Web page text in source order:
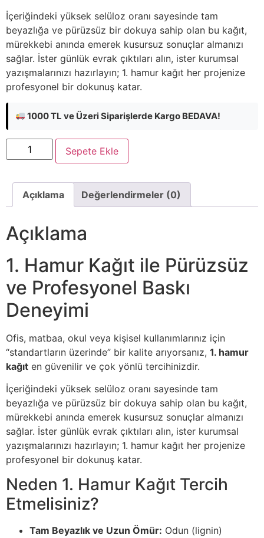
İçeriğindeki yüksek selüloz oranı sayesinde tam
beyazlığa ve pürüzsüz bir dokuya sahip olan bu kağıt,
mürekkebi anında emerek kusursuz sonuçlar almanızı
sağlar. İster günlük evrak çıktıları alın, ister kurumsal
yazışmalarınızı hazırlayın; 1. hamur kağıt her projenize
profesyonel bir dokunuş katar.
1000 TL ve Üzeri Siparişlerde Kargo BEDAVA!
Sepete Ekle
Açıklama Değerlendirmeler (0)
Açıklama
1. Hamur Kağıt ile Pürüzsüz
ve Profesyonel Baskı
Deneyimi
Ofis, matbaa, okul veya kişisel kullanımlarınız için
“standartların üzerinde” bir kalite arıyorsanız, 1. hamur
kağıt en güvenilir ve çok yönlü tercihinizdir.
İçeriğindeki yüksek selüloz oranı sayesinde tam
beyazlığa ve pürüzsüz bir dokuya sahip olan bu kağıt,
mürekkebi anında emerek kusursuz sonuçlar almanızı
sağlar. İster günlük evrak çıktıları alın, ister kurumsal
yazışmalarınızı hazırlayın; 1. hamur kağıt her projenize
profesyonel bir dokunuş katar.
Neden 1. Hamur Kağıt Tercih
Etmelisiniz?
Tam Beyazlık ve Uzun Ömür: Odun (lignin)